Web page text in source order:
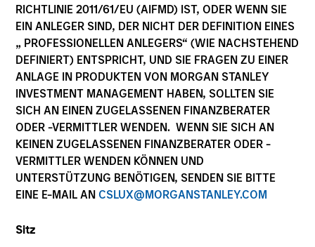
RICHTLINIE 2011/61/EU (AIFMD) IST, ODER WENN SIE
EIN ANLEGER SIND, DER NICHT DER DEFINITION EINES
„ PROFESSIONELLEN ANLEGERS“ (WIE NACHSTEHEND
DEFINIERT) ENTSPRICHT, UND SIE FRAGEN ZU EINER
ANLAGE IN PRODUKTEN VON MORGAN STANLEY
INVESTMENT MANAGEMENT HABEN, SOLLTEN SIE
SICH AN EINEN ZUGELASSENEN FINANZBERATER
ODER -VERMITTLER WENDEN. WENN SIE SICH AN
KEINEN ZUGELASSENEN FINANZBERATER ODER -
VERMITTLER WENDEN KÖNNEN UND
UNTERSTÜTZUNG BENÖTIGEN, SENDEN SIE BITTE
EINE E-MAIL AN CSLUX@MORGANSTANLEY.COM
Sitz
Consumer